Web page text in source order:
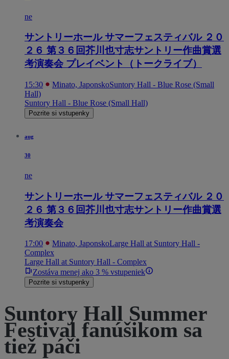
ne
サントリーホール サマーフェスティバル ２０
２６ 第３６回芥川也寸志サントリー作曲賞選
考演奏会 プレイベント（トークライブ）
15:30 Minato, JaponskoSuntory Hall - Blue Rose (Small
Hall)
Suntory Hall - Blue Rose (Small Hall)
Pozrite si vstupenky
aug
30
ne
サントリーホール サマーフェスティバル ２０
２６ 第３６回芥川也寸志サントリー作曲賞選
考演奏会
17:00 Minato, JaponskoLarge Hall at Suntory Hall -
Complex
Large Hall at Suntory Hall - Complex
Zostáva menej ako 3 % vstupeniek
Pozrite si vstupenky
Suntory Hall Summer
Festival fanúšikom sa
tiež páči